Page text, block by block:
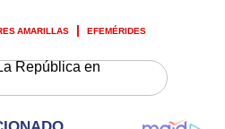
AMARILLAS EFEMÉRIDES
República en